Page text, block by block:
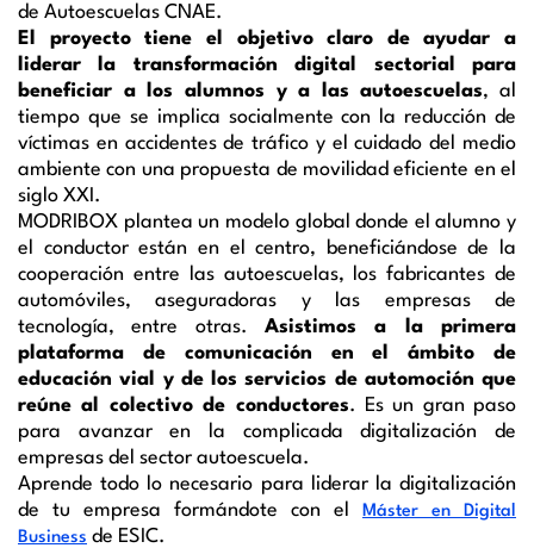
de Autoescuelas CNAE.
El proyecto tiene el objetivo claro de ayudar a
liderar la transformación digital sectorial para
beneficiar a los alumnos y a las autoescuelas, al
tiempo que se implica socialmente con la reducción de
víctimas en accidentes de tráfico y el cuidado del medio
ambiente con una propuesta de movilidad eficiente en el
siglo XXI.
MODRIBOX plantea un modelo global donde el alumno y
el conductor están en el centro, beneficiándose de la
cooperación entre las autoescuelas, los fabricantes de
automóviles, aseguradoras y las empresas de
tecnología, entre otras. Asistimos a la primera
plataforma de comunicación en el ámbito de
educación vial y de los servicios de automoción que
reúne al colectivo de conductores. Es un gran paso
para avanzar en la complicada digitalización de
empresas del sector autoescuela.
Aprende todo lo necesario para liderar la digitalización
de tu empresa formándote con el
Máster en Digital
Business de ESIC.